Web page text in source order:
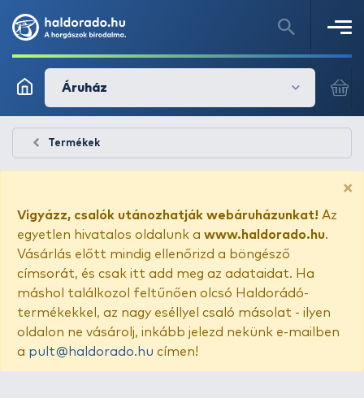
Áruház
Termékek
×
Vigyázz, csalók utánozhatják webáruházunkat! Az
egyetlen hivatalos oldalunk a www.haldorado.hu.
Vásárlás előtt mindig ellenőrizd a böngésző
címsorát, és csak itt add meg az adataidat. Ha
máshol találkozol feltűnően olcsó Haldorádó-
termékekkel, az nagy eséllyel csaló másolat - ilyen
oldalon ne vásárolj, inkább jelezd nekünk e-mailben
a pult@haldorado.hu címen!